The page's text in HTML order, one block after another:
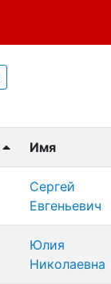
Имя
Сергей
Евгеньевич
Юлия
Николаевна